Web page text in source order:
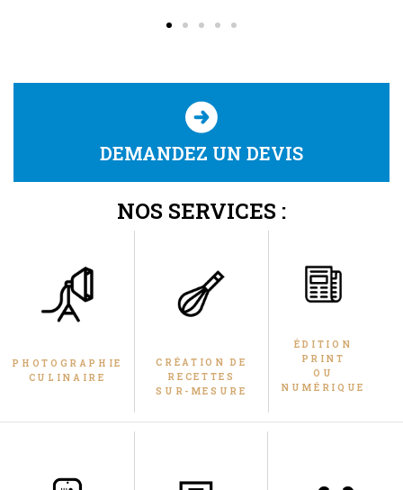
DEMANDEZ UN DEVIS
NOS SERVICES :
PHOTOGRAPHIE
CULINAIRE
CRÉATION DE
RECETTES
SUR-MESURE
ÉDITION
PRINT
OU
NUMÉRIQUE